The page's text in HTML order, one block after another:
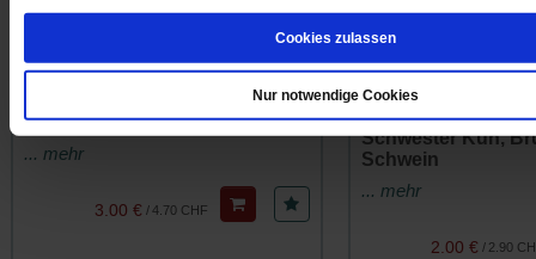
Cookies zulassen
Nur notwendige Cookies
Warum ich (nicht) bete
... mehr
4.70 CHF
/
3.00 €
Schwester Kuh,
Schwein
... mehr
2.90
/
2.00 €